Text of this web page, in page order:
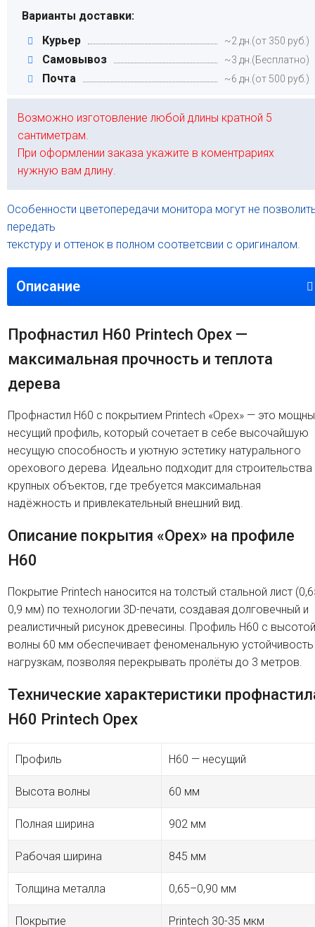
Варианты доставки:
Курьер
~2 дн.(от 350 руб.)
Самовывоз ~3 дн.(Бесплатно)
Почта ~6 дн.(от 500 руб.)
Возможно изготовление любой длины кратной 5
сантиметрам.
При оформлении заказа укажите в коментрариях
нужную вам длину.
Особенности цветопередачи монитора могут не
передать
текстуру и оттенок в полном соответсвии с оригиналом.
Описание
Профнастил H60 Printech Орех —
максимальная прочность и теплота
дерева
Профнастил H60 с покрытием Printech «Орех» — это
несущий профиль, который сочетает в себе высочайшую
несущую способность и уютную эстетику натурального
орехового дерева. Идеально подходит для строительства
крупных объектов, где требуется максимальная
надёжность и привлекательный внешний вид.
Описание покрытия «Орех» на профиле
H60
Покрытие Printech наносится на толстый стальной лист
0,9 мм) по технологии 3D-печати, создавая долговечный и
реалистичный рисунок древесины. Профиль H60 с высотой
волны 60 мм обеспечивает феноменальную устойчивость
нагрузкам, позволяя перекрывать пролёты до 3 метров.
Технические характеристики
H60 Printech Орех
Профиль H60 — несущий
Высота волны 60 мм
Полная ширина 902 мм
Рабочая ширина 845 мм
Толщина металла 0,65–0,90 мм
Покрытие Printech 30-35 мкм